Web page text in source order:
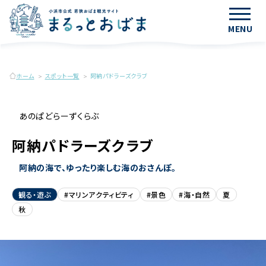
MENU
ホーム スポット一覧 阿納パドラーズクラブ
あのぱどらーずくらぶ
阿納パドラーズクラブ
阿納の海で、ゆったり楽しむ海のおさんぽ。
観る・遊ぶ #マリンアクティビティ #景色 #海・自然
夏
秋